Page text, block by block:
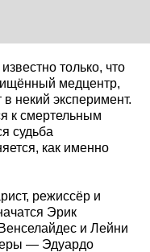
только, что
медцентр,
в некий эксперимент.
к смертельным
судьба
как именно
режиссёр и
Эрик
и Лейни
— Эдуардо